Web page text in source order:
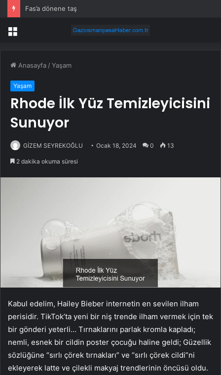
Fas’a dönene taş
Menü
Anasayfa /Yaşam
Yaşam
Rhode İlk Yüz Temizleyicisini
Sunuyor
GİZEM SEYREKOĞLU Ocak 18, 2024 0 13
2 dakika okuma süresi
Kabul edelim, Hailey Bieber internetin en sevilen ilham
perisidir. TikTok’ta yeni bir niş trende ilham vermek için tek
bir gönderi yeterli… Tırnaklarını parlak kromla kapladı;
nemli, esnek bir cildin poster çocuğu haline geldi; Güzellik
sözlüğüne “sırlı çörek tırnakları” ve “sırlı çörek cildi”ni
ekleyerek latte ve çilekli makyaj trendlerinin öncüsü oldu.